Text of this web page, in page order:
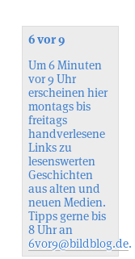
6 vor 9
Um 6 Minuten
vor 9 Uhr
erscheinen hier
montags bis
freitags
handverlesene
Links zu
lesenswerten
Geschichten
aus alten und
neuen Medien.
Tipps gerne bis
8 Uhr an
6vor9@bildblog.de.